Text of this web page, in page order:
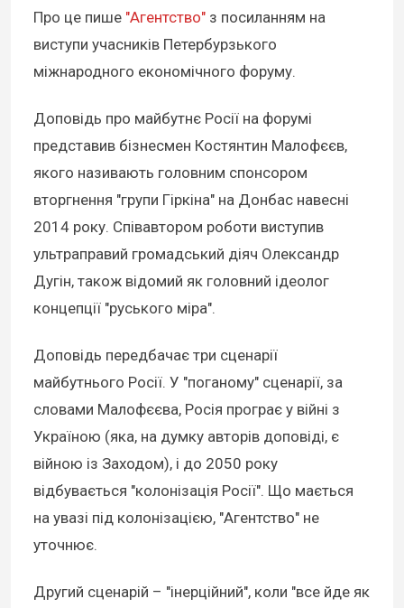
Про це пише "Агентство" з посиланням на
виступи учасників Петербурзького
міжнародного економічного форуму.
Доповідь про майбутнє Росії на форумі
представив бізнесмен Костянтин Малофєєв,
якого називають головним спонсором
вторгнення "групи Гіркіна" на Донбас навесні
2014 року. Співавтором роботи виступив
ультраправий громадський діяч Олександр
Дугін, також відомий як головний ідеолог
концепції "руського міра".
Доповідь передбачає три сценарії
майбутнього Росії. У "поганому" сценарії, за
словами Малофєєва, Росія програє у війні з
Україною (яка, на думку авторів доповіді, є
війною із Заходом), і до 2050 року
відбувається "колонізація Росії". Що мається
на увазі під колонізацією, "Агентство" не
уточнює.
Другий сценарій – "інерційний", коли "все йде як